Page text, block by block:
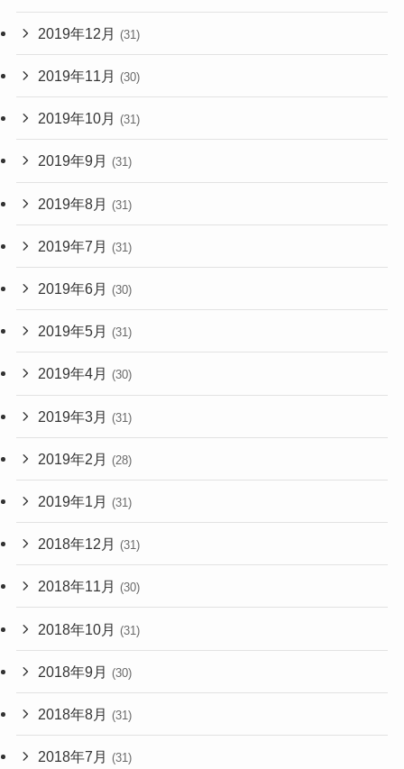
2019年12月 (31)
2019年11月 (30)
2019年10月 (31)
2019年9月 (31)
2019年8月 (31)
2019年7月 (31)
2019年6月 (30)
2019年5月 (31)
2019年4月 (30)
2019年3月 (31)
2019年2月 (28)
2019年1月 (31)
2018年12月 (31)
2018年11月 (30)
2018年10月 (31)
2018年9月 (30)
2018年8月 (31)
2018年7月 (31)